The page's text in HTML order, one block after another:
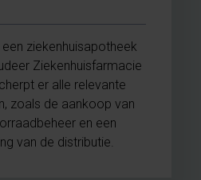
ziekenhuisapotheek
Ziekenhuisfarmacie
er alle relevante
zoals de aankoop van
en een
van de distributie.